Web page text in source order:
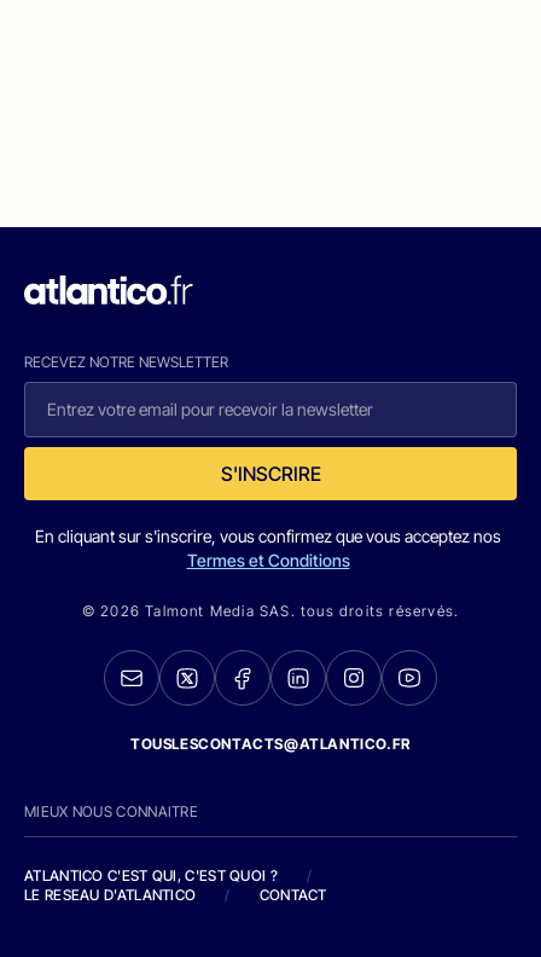
RECEVEZ NOTRE NEWSLETTER
S'INSCRIRE
En cliquant sur s'inscrire, vous confirmez que vous acceptez nos
Termes et Conditions
© 2026 Talmont Media SAS. tous droits réservés.
TOUSLESCONTACTS@ATLANTICO.FR
MIEUX NOUS CONNAITRE
ATLANTICO C'EST QUI, C'EST QUOI ?
/
LE RESEAU D'ATLANTICO
/ CONTACT